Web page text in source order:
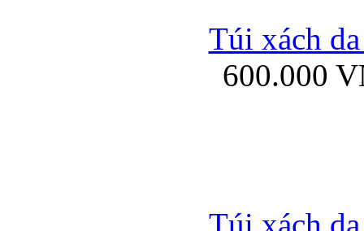
Ốp lưng
Túi xách
600.000